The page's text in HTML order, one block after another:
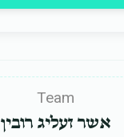
Team
אשר זעליג רובין